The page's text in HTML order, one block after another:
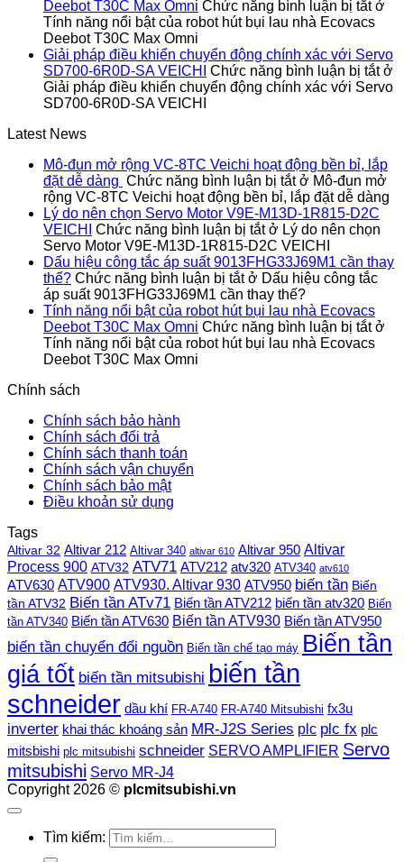
Deebot T30C Max Omni Chức năng bình luận bị tắtở
Tính năng nổi bật của robot hút bụi lau nhà Ecovacs
Deebot T30C Max Omni
Giải pháp điều khiển chuyển động chính xác với Servo
SD700-6R0D-SA VEICHI
Chức năng bình luận bị tắtở
Giải pháp điều khiển chuyển động chính xác với Servo
SD700-6R0D-SA VEICHI
Latest News
Mô-đun mở rộng VC-8TC Veichi hoạt động bền bỉ, lắp
đặt dễ dàng Chức năng bình luận bị tắtở Mô-đun mở
rộng VC-8TC Veichi hoạt động bền bỉ, lắp đặt dễ dàng
Lý do nên chọn Servo Motor V9E-M13D-1R815-D2C
VEICHI
Chức năng bình luận bị tắtở Lý do nên chọn
Servo Motor V9E-M13D-1R815-D2C VEICHI
Dấu hiệu công tắc áp suất 9013FHG33J69M1 cần thay
thế? Chức năng bình luận bị tắtở Dấu hiệu công tắc
áp suất 9013FHG33J69M1 cần thay thế?
Tính năng nổi bật của robot hút bụi lau nhà Ecovacs
Deebot T30C Max Omni Chức năng bình luận bị tắtở
Tính năng nổi bật của robot hút bụi lau nhà Ecovacs
Deebot T30C Max Omni
Chính sách
Chính sách bảo hành
Chính sách đổi trả
Chính sách thanh toán
Chính sách vận chuyển
Chính sách bảo mật
Điều khoản sử dụng
Tags
Altivar 32 Altivar 212 Altivar 340 altivar 610 Altivar 950 Altivar
Process 900 ATV32 ATV71 ATV212 atv320 ATV340 atv610
ATV630 ATV900 ATV930. Altivar 930 ATV950 biến tần Biến
tần ATV32 Biến tần ATv71 Biến tần ATV212 biến tần atv320 Biến
tần ATV340 Biến tần ATV630 Biến tần ATV930 Biến tần ATV950
biến tần chuyển đổi nguồn Biến tần chế tạo máy Biến tần
giá tốt biến tần mitsubishi biến tần
schneider dầu khí FR-A740 FR-A740 Mitsubishi fx3u
inverter khai thác khoáng sản MR-J2S Series plc plc fx plc
mitsbishi plc mitsubishi schneider SERVO AMPLIFIER Servo
mitsubishi Servo MR-J4
Copyright 2026 © plcmitsubishi.vn
Tìm kiếm: